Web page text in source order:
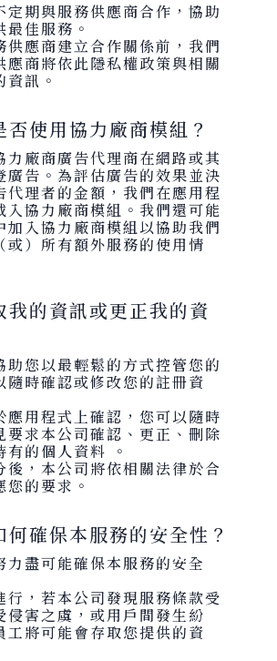
定期與服務供應商合作，協助
佳服務。
供應商建立合作關係前，我們
應商將依此隱私權政策與相關
訊。
使用協力廠商模組？
力廠商廣告代理商在網路或其
廣告。為評估廣告的效果並決
代理者的金額，我們在應用程
入協力廠商模組。我們還可能
加入協力廠商模組以協助我們
或）所有額外服務的使用情
我的資訊或更正我的資
助您以最輕鬆的方式控管您的
隨時確認或修改您的註冊資
應用程式上確認，您可以隨時
要求本公司確認、更正、刪除
有的個人資料 。
後，本公司將依相關法律於合
的要求。
確保本服務的安全性？
力盡可能確保本服務的安全
行，若本公司發現服務條款受
侵害之虞，或用戶間發生紛
工將可能會存取您提供的資